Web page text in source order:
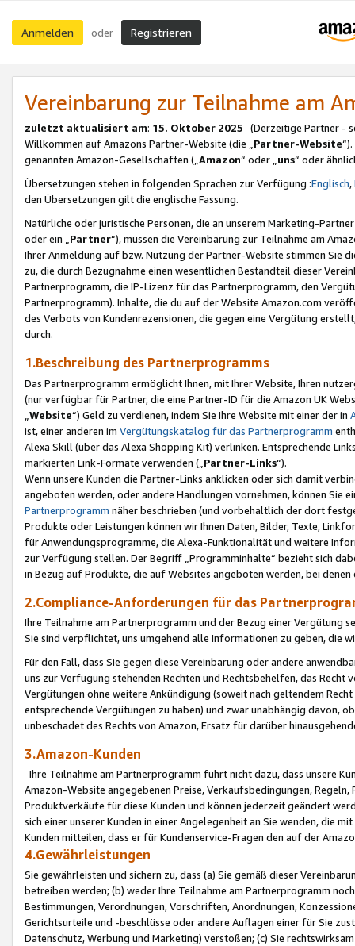
Anmelden oder Registrieren
Vereinbarung zur Teilnahme am
zuletzt aktualisiert am: 15. Oktober 2025 (Derzeitige Partner -
Willkommen auf Amazons Partner-Website (die „Partner-Website
genannten Amazon-Gesellschaften („Amazon“ oder „uns“ oder
Übersetzungen stehen in folgenden Sprachen zur Verfügung :Englisch,
den Übersetzungen gilt die englische Fassung.
Natürliche oder juristische Personen, die an unserem Marketing-
oder ein „Partner“), müssen die Vereinbarung zur Teilnahme am
Ihrer Anmeldung auf bzw. Nutzung der Partner-Website stimmen Sie
zu, die durch Bezugnahme einen wesentlichen Bestandteil dieser
Partnerprogramm, die IP-Lizenz für das Partnerprogramm, den
Partnerprogramm). Inhalte, die du auf der Website Amazon.com
des Verbots von Kundenrezensionen, die gegen eine Vergütung
durch.
1.Beschreibung des Partnerprogramms
Das Partnerprogramm ermöglicht Ihnen, mit Ihrer Website, Ihren
(nur verfügbar für Partner, die eine Partner-ID für die Amazon UK
Website“) Geld zu verdienen, indem Sie Ihre Website mit einer der in
ist, einer anderen im Vergütungskatalog für das Partnerprogramm
Alexa Skill (über das Alexa Shopping Kit) verlinken. Entsprechende
markierten Link-Formate verwenden („ Partner-Links“).
Wenn unsere Kunden die Partner-Links anklicken oder sich damit
angeboten werden, oder andere Handlungen vornehmen, können Sie
Partnerprogramm näher beschrieben (und vorbehaltlich der dort
Produkte oder Leistungen können wir Ihnen Daten, Bilder, Texte,
für Anwendungsprogramme, die Alexa-Funktionalität und weitere
zur Verfügung stellen. Der Begriff „Programminhalte“ bezieht sich
in Bezug auf Produkte, die auf Websites angeboten werden, bei
2.Compliance-Anforderungen für das
Ihre Teilnahme am Partnerprogramm und der Bezug einer Vergütung
Sie sind verpflichtet, uns umgehend alle Informationen zu geben, die
Für den Fall, dass Sie gegen diese Vereinbarung oder andere
uns zur Verfügung stehenden Rechten und Rechtsbehelfen, das
Vergütungen ohne weitere Ankündigung (soweit nach geltendem
entsprechende Vergütungen zu haben) und zwar unabhängig davon,
unbeschadet des Rechts von Amazon, Ersatz für darüber
3.Amazon-Kunden
Ihre Teilnahme am Partnerprogramm führt nicht dazu, dass unsere
Amazon-Website angegebenen Preise, Verkaufsbedingungen,
Produktverkäufe für diese Kunden und können jederzeit geändert
sich einer unserer Kunden in einer Angelegenheit an Sie wenden, die
Kunden mitteilen, dass er für Kundenservice-Fragen den auf der
4.Gewährleistungen
Sie gewährleisten und sichern zu, dass (a) Sie gemäß dieser
betreiben werden; (b) weder Ihre Teilnahme am Partnerprogramm
Bestimmungen, Verordnungen, Vorschriften, Anordnungen,
Gerichtsurteile und -beschlüsse oder andere Auflagen einer für Sie
Datenschutz, Werbung und Marketing) verstoßen; (c) Sie